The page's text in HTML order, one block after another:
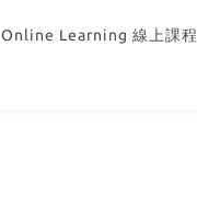
Online Learning 線上課程